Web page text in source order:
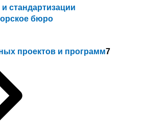
стандартизации
бюро
проектов и программ7